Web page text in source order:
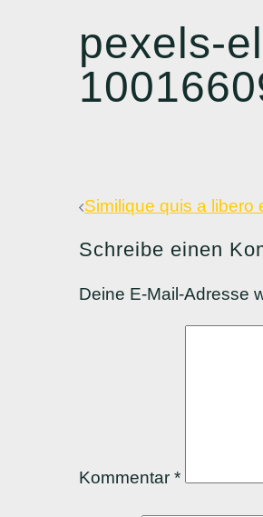
pexels-
Similique quis a libero
Schreibe einen
Deine E-Mail-Adresse
Kommentar *